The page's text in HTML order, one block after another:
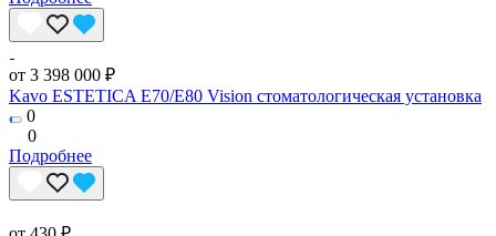
от 3 398 000 ₽
Kavo ESTETICA E70/E80 Vision стоматологическая установка
0
0
Подробнее